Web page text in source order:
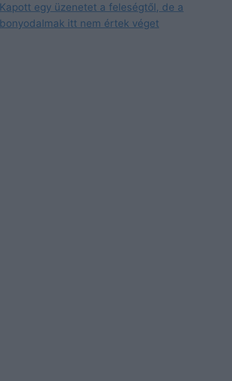
Kapott egy üzenetet a feleségtől, de a
bonyodalmak itt nem értek véget